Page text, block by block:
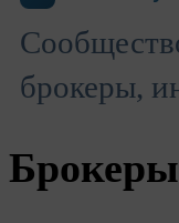
брокеры,
Брокеры